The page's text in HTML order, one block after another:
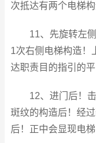
次抵达有两个电梯
11、先旋转左
1次右侧电梯构造！
达职责目的指引的
12、进门后！
斑纹的构造后！经
后！正中会显现电